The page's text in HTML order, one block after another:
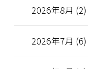
2026年8月 (2)
2026年7月 (6)